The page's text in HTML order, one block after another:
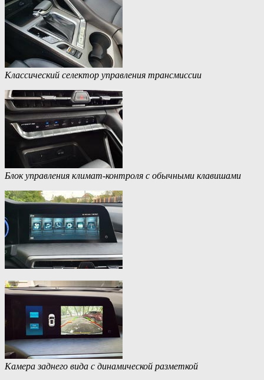
Классический селектор управления трансмиссии
Блок управления климат-контроля с обычными клавишами
Камера заднего вида с динамической разметкой